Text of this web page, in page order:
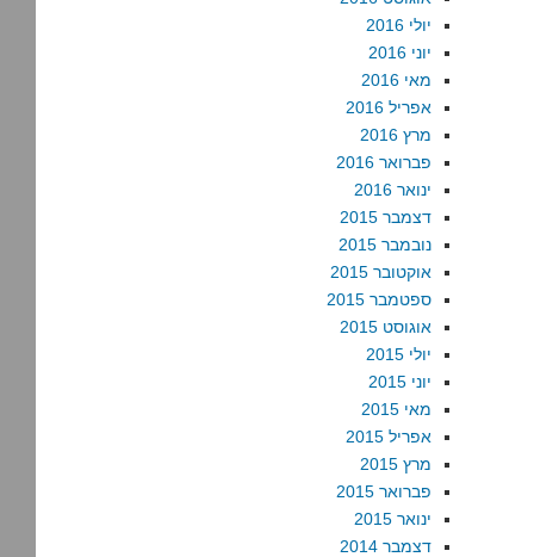
יולי 2016
יוני 2016
מאי 2016
אפריל 2016
מרץ 2016
פברואר 2016
ינואר 2016
דצמבר 2015
נובמבר 2015
אוקטובר 2015
ספטמבר 2015
אוגוסט 2015
יולי 2015
יוני 2015
מאי 2015
אפריל 2015
מרץ 2015
פברואר 2015
ינואר 2015
דצמבר 2014